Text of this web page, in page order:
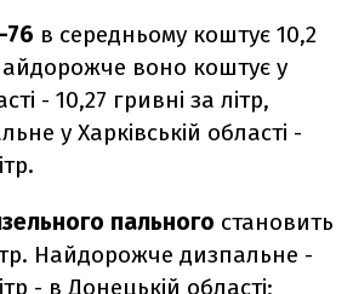
76 в середньому коштує 10,2
воно коштує у
- 10,27 гривні за літр,
у Харківській області -
пального становить
Найдорожче дизпальне -
- в Донецькій області;